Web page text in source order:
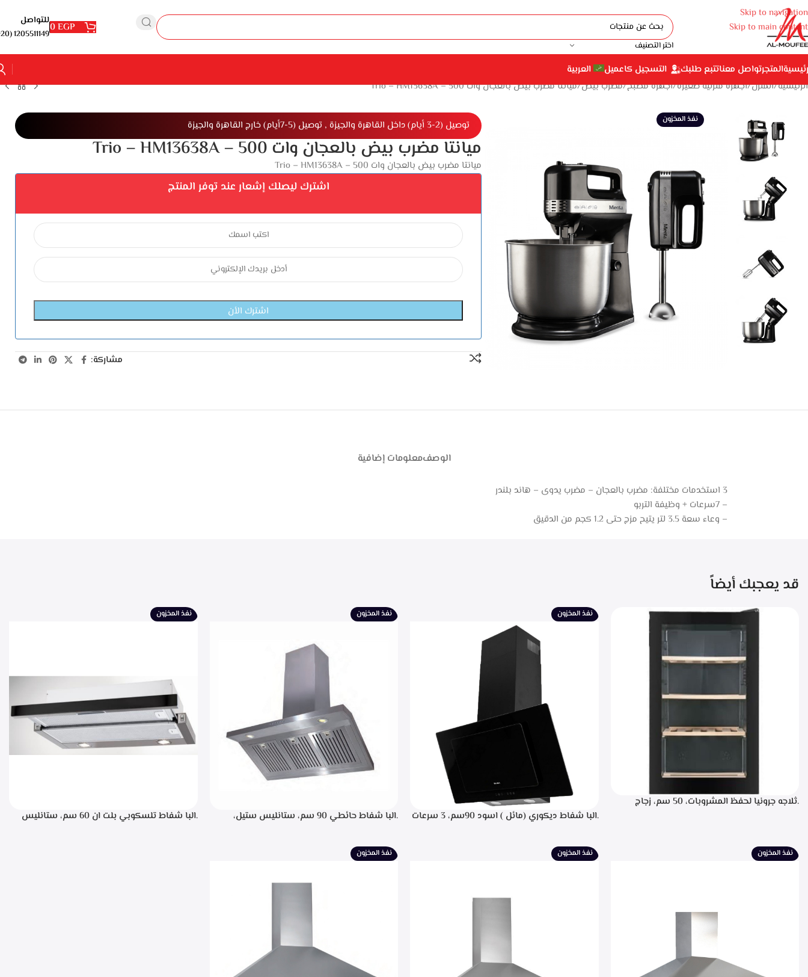
Skip to navigation
Skip to main content
اختر التصنيف
0EGP للتواصل
1205511149 (20+)
المتجرتواصل معناتتبع طلبك التسجيل كاعميل
العربية
الرئيسية المنزل أجهزة منزلية صغيرة أجهزة مطبخ مضرب بيض ميانتا مضرب بيض بالعجان وات 500 – Trio – HM13638A
نفذ المخزون توصيل (2-3 أيام) داخل القاهرة والجيزة , توصيل (5-7أيام) خارج القاهرة والجيزة
ميانتا مضرب بيض بالعجان وات 500 – Trio – HM13638A
ميانتا مضرب بيض بالعجان وات 500 – Trio – HM13638A
اشترك ليصلك إشعار عند توفر المنتج
مشاركة:
الوصفمعلومات إضافية
3 استخدمات مختلفة: مضرب بالعجان – مضرب يدوى – هاند بلندر
– 7سرعات + وظيفة التربو
– وعاء سعة 3.5 لتر يتيح مزج حتى 1.2 كجم من الدقيق
قد يعجبك أيضاً
.ثلاجه جرونيا لحفظ المشروبات، 50 سم، زجاج
نفذ المخزون
.البا شفاط ديكوري (مائل ) اسود 90سم، 3 سرعات
الطهي، فلاتر معدنيه لحجز الدهون من الابخره، قوه
نفذ المخزون
.البا شفاط حائطي 90 سم، ستانليس ستيل،
نفذ المخزون
.البا شفاط تلسكوبي بلت ان 60 سم، ستانليس
نفذ المخزون نفذ المخزون نفذ المخزون